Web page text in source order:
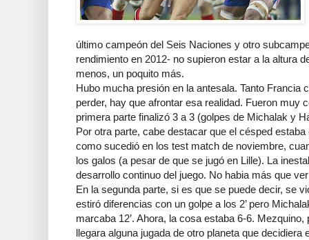
último campeón del Seis Naciones y otro
rendimiento en 2012- no supieron estar a la altura
menos, un poquito más.
Hubo mucha presión en la antesala. Tanto Francia
perder, hay que afrontar esa realidad. Fueron muy
primera parte finalizó 3 a 3 (golpes de Michalak y
Por otra parte, cabe destacar que el césped
como sucedió en los test match de noviembre,
los galos (a pesar de que se jugó en Lille). La
desarrollo continuo del juego. No habia más que
En la segunda parte, si es que se puede decir, se
estiró diferencias con un golpe a los 2’ pero
marcaba 12’. Ahora, la cosa estaba 6-6.
llegara alguna jugada de otro planeta que decidiera